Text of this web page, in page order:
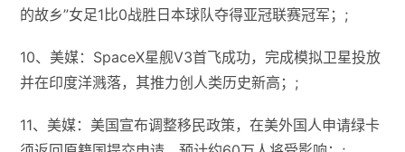
的故乡”女足1比0战胜日本球队夺得亚冠联赛冠军；;
10、美媒：SpaceX星舰V3首飞成功，完成模拟卫星投放
并在印度洋溅落，其推力创人类历史新高；;
11、美媒：美国宣布调整移民政策，在美外国人申请绿卡